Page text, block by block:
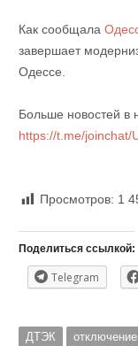
Как сообщала
завершает
Одессе.
Больше новостей в
https://t.me/joinchat/
Просмотров: 1
Поделиться ссылкой:
Telegram
ДТЭК отключение